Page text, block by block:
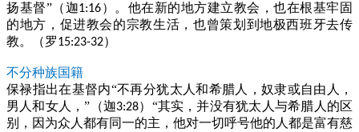
扬基督”（迦1:16）。他在新的地方建立教会，也在根基牢固
的地方，促进教会的宗教生活，也曾策划到地极西班牙去传
教。（罗15:23-32）
不分种族国籍
保禄指出在基督内“不再分犹太人和希腊人，奴隶或自由人，
男人和女人，”（迦3:28）“其实，并没有犹太人与希腊人的区
别，因为众人都有同一的主，他对一切呼号他的人都是富有慈